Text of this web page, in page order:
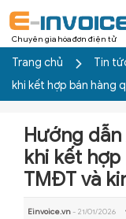
Chuyên gia hóa đơn điện tử
Trang chủ Tin
khi kết hợp bán hàng
Hướng
khi kết hợp
TMĐT và
Einvoice.vn- 21/01/2026